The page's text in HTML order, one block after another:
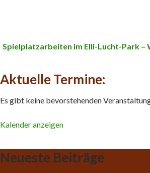
Spielplatzarbeiten im Elli-Lucht-Park –
Aktuelle Termine:
Es gibt keine bevorstehenden
Kalender anzeigen
Neueste Beiträge